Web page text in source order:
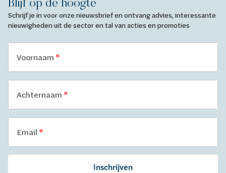
Schrijf je in voor onze nieuwsbrief en ontvang advies, interessante
nieuwigheden uit de sector en tal van acties en promoties
Voornaam
Achternaam
Email
Inschrijven